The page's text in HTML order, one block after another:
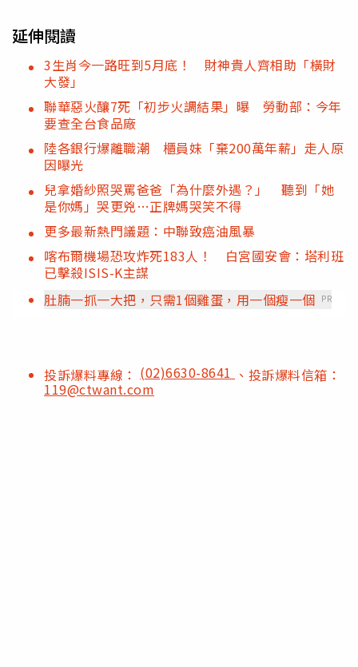
延伸閱讀
3生肖今一路旺到5月底！ 財神貴人齊相助「橫財
大發」
聯華惡火釀7死「初步火調結果」曝 勞動部：今年
要查全台食品廠
陸各銀行爆離職潮 櫃員妹「棄200萬年薪」走人原
因曝光
兒拿婚紗照哭罵爸爸「為什麼外遇？」 聽到「她
是你媽」哭更兇…正牌媽哭笑不得
更多最新熱門議題：中聯致癌油風暴
喀布爾機場恐攻炸死183人！ 白宮國安會：塔利班
已擊殺ISIS-K主謀
肚腩一抓一大把，只需1個雞蛋，用一個瘦一個 PR
投訴爆料專線： (02)6630-8641 、投訴爆料信箱：
119@ctwant.com